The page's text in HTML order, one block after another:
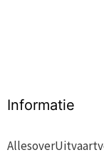
Informatie